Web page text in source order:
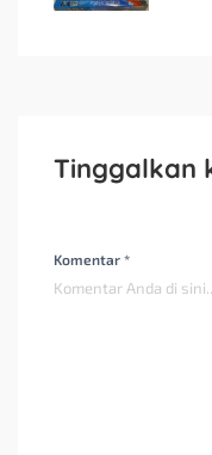
Tinggalkan
Komentar *